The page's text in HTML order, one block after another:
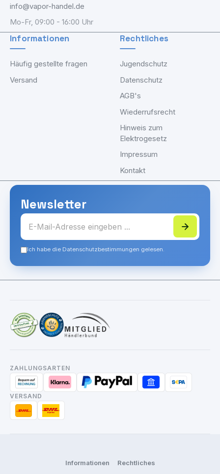
info@vapor-handel.de
Mo-Fr, 09:00 - 16:00 Uhr
Informationen
Häufig gestellte fragen
Versand
Rechtliches
Jugendschutz
Datenschutz
AGB's
Wiederrufsrecht
Hinweis zum
Elektrogesetz
Impressum
Kontakt
Newsletter
Ich habe die Datenschutzbestimmungen gelesen.
ZAHLUNGSARTEN
VERSAND
Informationen Rechtliches